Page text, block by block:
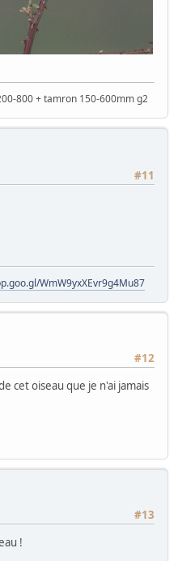
800 + tamron 150-600mm g2
#11
WmW9yxXEvr9g4Mu87
#12
cet oiseau que je n'ai jamais
#13
!